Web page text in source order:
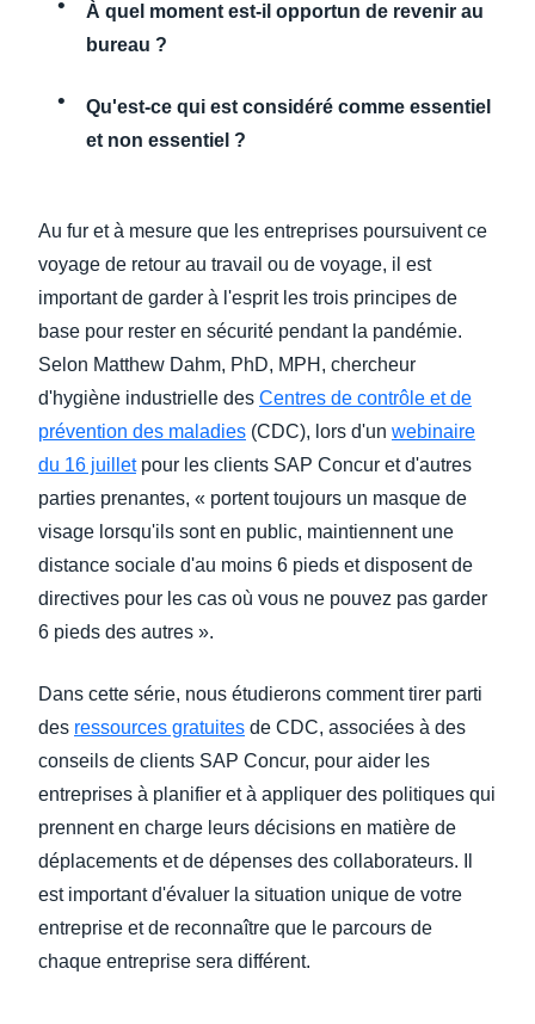
À quel moment est-il opportun de revenir au
bureau ?
Qu'est-ce qui est considéré comme essentiel
et non essentiel ?
Au fur et à mesure que les entreprises poursuivent ce
voyage de retour au travail ou de voyage, il est
important de garder à l'esprit les trois principes de
base pour rester en sécurité pendant la pandémie.
Selon Matthew Dahm, PhD, MPH, chercheur
d'hygiène industrielle des Centres de contrôle et de
prévention des maladies (CDC), lors d'un webinaire
du 16 juilletpour les clients SAP Concur et d'autres
parties prenantes, « portent toujours un masque de
visage lorsqu'ils sont en public, maintiennent une
distance sociale d'au moins 6 pieds et disposent de
directives pour les cas où vous ne pouvez pas garder
6 pieds des autres ».
Dans cette série, nous étudierons comment tirer parti
des ressources gratuites de CDC, associées à des
conseils de clients SAP Concur, pour aider les
entreprises à planifier et à appliquer des politiques qui
prennent en charge leurs décisions en matière de
déplacements et de dépenses des collaborateurs. Il
est important d'évaluer la situation unique de votre
entreprise et de reconnaître que le parcours de
chaque entreprise sera différent.